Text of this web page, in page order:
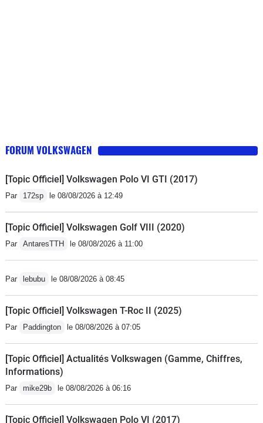
FORUM VOLKSWAGEN
[Topic Officiel] Volkswagen Polo VI GTI (2017)
Par 172sp le 08/08/2026 à 12:49
[Topic Officiel] Volkswagen Golf VIII (2020)
Par AntaresTTH le 08/08/2026 à 11:00
Par lebubu le 08/08/2026 à 08:45
[Topic Officiel] Volkswagen T-Roc II (2025)
Par Paddington le 08/08/2026 à 07:05
[Topic Officiel] Actualités Volkswagen (Gamme, Chiffres,
Informations)
Par mike29b le 08/08/2026 à 06:16
[Topic Officiel] Volkswagen Polo VI (2017)